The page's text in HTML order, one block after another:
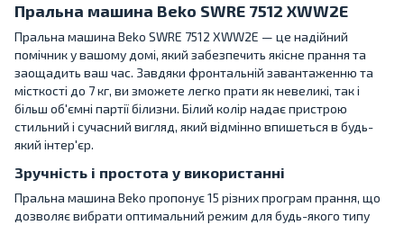
Пральна машина Beko SWRE 7512 XWW2E
Пральна машина Beko SWRE 7512 XWW2E — це надійний
помічник у вашому домі, який забезпечить якісне прання та
заощадить ваш час. Завдяки фронтальній завантаженню та
місткості до 7 кг, ви зможете легко прати як невеликі, так і
більш об'ємні партії білизни. Білий колір надає пристрою
стильний і сучасний вигляд, який відмінно впишеться в будь-
який інтер'єр.
Зручність і простота у використанні
Пральна машина Beko пропонує 15 різних програм прання, що
дозволяє вибрати оптимальний режим для будь-якого типу